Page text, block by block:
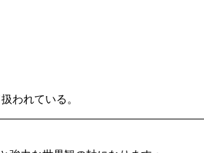
われている。